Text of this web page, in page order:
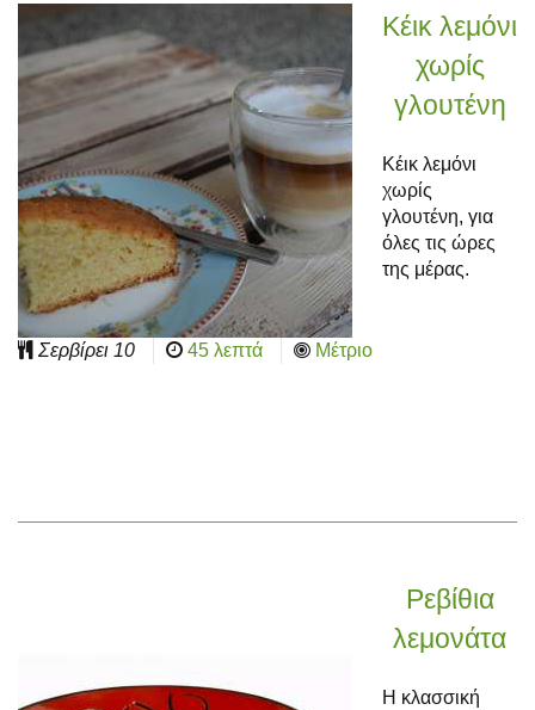
Κέικ λεμόνι
χωρίς
γλουτένη
Κέικ λεμόνι
χωρίς
γλουτένη, για
όλες τις ώρες
της μέρας.
Σερβίρει 10 45 λεπτά Μέτριο
Ρεβίθια
λεμονάτα
Η κλασσική